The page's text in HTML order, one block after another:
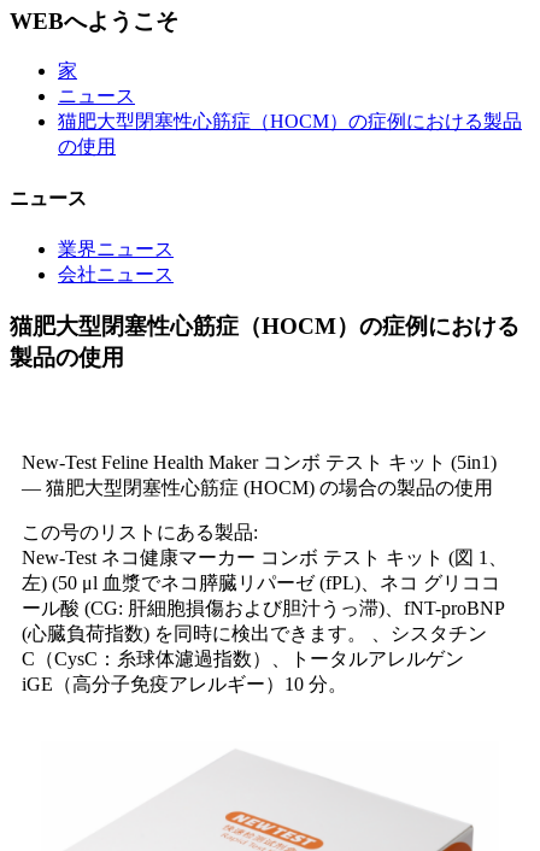
WEBへようこそ
家
ニュース
猫肥大型閉塞性心筋症（HOCM）の症例における製品
の使用
ニュース
業界ニュース
会社ニュース
猫肥大型閉塞性心筋症（HOCM）の症例における
製品の使用
New-Test Feline Health Maker コンボ テスト キット (5in1)
— 猫肥大型閉塞性心筋症 (HOCM) の場合の製品の使用
この号のリストにある製品:
New-Test ネコ健康マーカー コンボ テスト キット (図 1、
左) (50 μl 血漿でネコ膵臓リパーゼ (fPL)、ネコ グリココ
ール酸 (CG: 肝細胞損傷および胆汁うっ滞)、fNT-proBNP
(心臓負荷指数) を同時に検出できます。 、シスタチン
C（CysC：糸球体濾過指数）、トータルアレルゲン
iGE（高分子免疫アレルギー）10 分。